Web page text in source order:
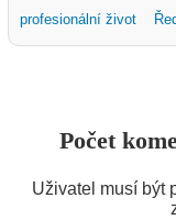
profesionální život
Počet
Uživatel musí být